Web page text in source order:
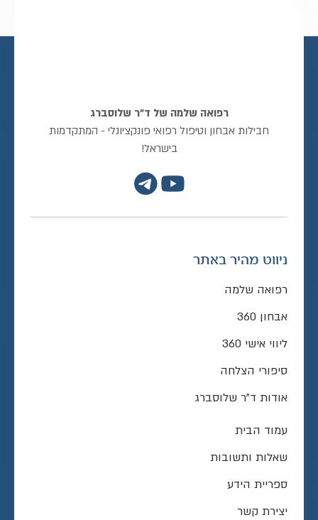
רפואה שלמה של ד"ר שלוסברג
חבילות אבחון וטיפול רפואי פונקציונלי - המתקדמות
בישראל!
ניווט מהיר באתר
רפואה שלמה
אבחון 360
ליווי אישי 360
סיפורי הצלחה
אודות ד”ר שלוסברג
עמוד הבית
שאלות ותשובות
ספריית הידע
יצירת קשר